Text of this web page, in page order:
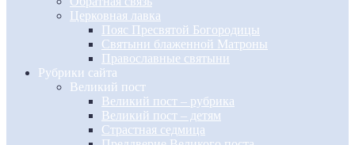
Церковная лавка
Пояс Пресвятой Богородицы
Святыни блаженной Матроны
Православные святыни
Рубрики сайта
Великий пост
Великий пост – рубрика
Великий пост – детям
Страстная седмица